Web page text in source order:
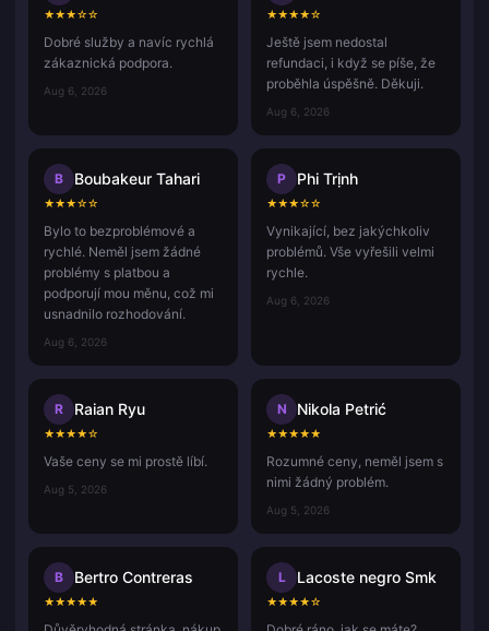
★★★☆☆
Dobré služby a navíc rychlá
zákaznická podpora.
Aug 6, 2026
★★★★☆
Ještě jsem nedostal
refundaci, i když se píše, že
proběhla úspěšně. Děkuji.
Aug 6, 2026
B Boubakeur Tahari
★★★☆☆
Bylo to bezproblémové a
rychlé. Neměl jsem žádné
problémy s platbou a
podporují mou měnu, což mi
usnadnilo rozhodování.
Aug 6, 2026
P Phi Trịnh
★★★☆☆
Vynikající, bez jakýchkoliv
problémů. Vše vyřešili velmi
rychle.
Aug 6, 2026
R Raian Ryu
★★★★☆
Vaše ceny se mi prostě líbí.
Aug 5, 2026
N Nikola Petrić
★★★★★
Rozumné ceny, neměl jsem s
nimi žádný problém.
Aug 5, 2026
B Bertro Contreras
★★★★★
L Lacoste negro Smk
★★★★☆